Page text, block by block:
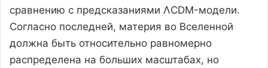
сравнению с предсказаниями ΛCDM-модели.
Согласно последней, материя во Вселенной
должна быть относительно равномерно
распределена на больших масштабах, но